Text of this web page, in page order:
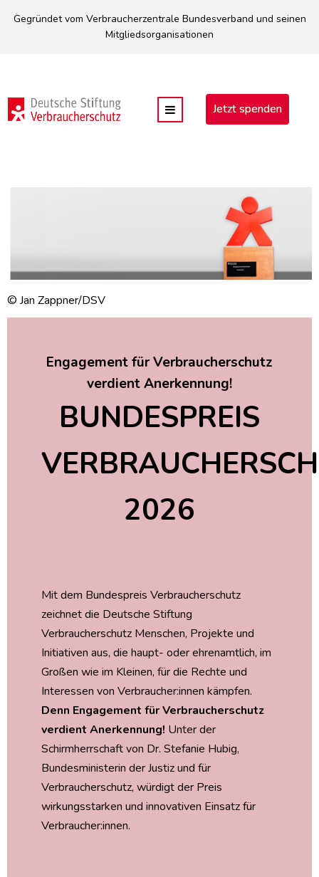
Gegründet vom Verbraucherzentrale Bundesverband und seinen
Mitgliedsorganisationen
Jetzt spenden
© Jan Zappner/DSV
Engagement für Verbraucherschutz
verdient Anerkennung!
BUNDESPREIS
2026
Mit dem Bundespreis Verbraucherschutz
zeichnet die Deutsche Stiftung
Verbraucherschutz Menschen, Projekte und
Initiativen aus, die haupt- oder ehrenamtlich, im
Großen wie im Kleinen, für die Rechte und
Interessen von Verbraucher:innen kämpfen.
Denn Engagement für Verbraucherschutz
verdient Anerkennung! Unter der
Schirmherrschaft von Dr. Stefanie Hubig,
Bundesministerin der Justiz und für
Verbraucherschutz, würdigt der Preis
wirkungsstarken und innovativen Einsatz für
Verbraucher:innen.